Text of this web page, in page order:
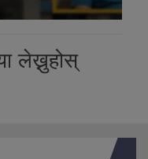
लेख्नुहोस्